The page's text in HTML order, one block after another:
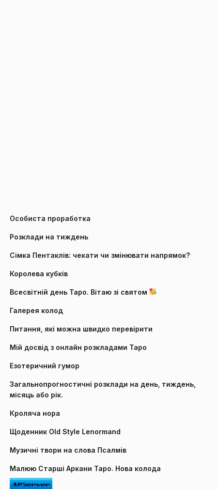
Особиста проработка
Розклади на тиждень
Сімка Пентаклів: чекати чи змінювати напрямок?
Королева кубків
Всесвітній день Таро. Вітаю зі святом
Галерея колод
Питання, які можна швидко перевірити
Мій досвід з онлайн розкладами Таро
Езотеричний гумор
Загальнопрогностичні розклади на день, тиждень,
місяць або рік.
Кроляча нора
Щоденник Old Style Lenormand
Музичні твори на слова Псалмів
Малюю Старші Аркани Таро. Нова колода